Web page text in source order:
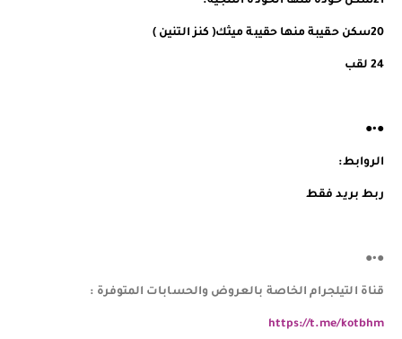
20سكن حقيبة منها حقيبة ميثك( كنز التنين )
24 لقب
●•●
الروابط:
ربط بريد فقط
●•●
قناة التيلجرام الخاصة بالعروض والحسابات المتوفرة :
https://t.me/kotbhm